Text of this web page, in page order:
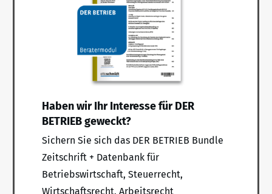
Haben wir Ihr Interesse für DER
BETRIEB geweckt?
Sichern Sie sich das DER BETRIEB Bundle
Zeitschrift + Datenbank für
Betriebswirtschaft, Steuerrecht,
Wirtschaftsrecht, Arbeitsrecht